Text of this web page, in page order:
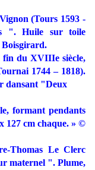
(Tours 1593 -
". Huile sur toile
Boisgirard.
fin du XVIIIe siècle,
1744 – 1818).
dansant "Deux
formant pendants
127 cm chaque. » ©
Thomas Le Clerc
maternel ". Plume,